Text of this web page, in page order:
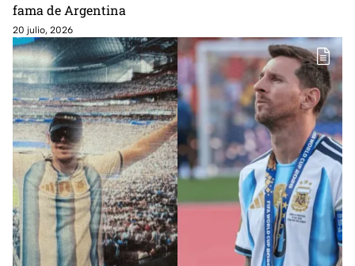
fama de Argentina
20 julio, 2026